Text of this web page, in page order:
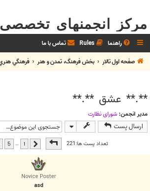
مرکز انجمنهای تخصصی
راهنما Rules تماس با ما
صفحه اول تالار
بخش فرهنگ، تمدن و هنر فرهنگي هنري
**.** عشق **.**
مدیر انجمن: شوراي نظارت
ارسال پست
تعداد پست ها:221صفحه از19 قبلی …
5
Novice Poster
asd